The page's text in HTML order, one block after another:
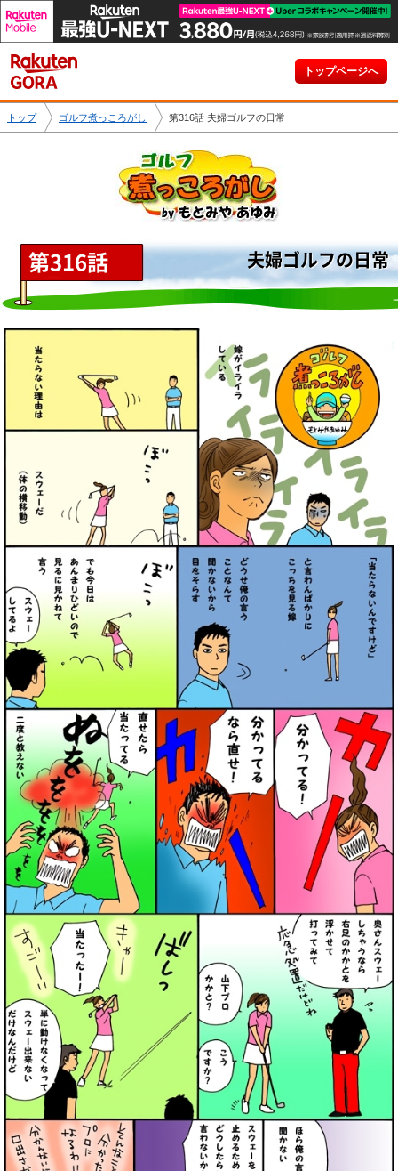
トップページへ
トップ ゴルフ煮っころがし 第316話 夫婦ゴルフの日常
第316話 夫婦ゴルフの日常